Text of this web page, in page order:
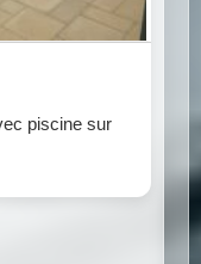
piscine sur